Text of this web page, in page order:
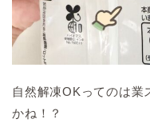
自然解凍OKってのは業
かね！？